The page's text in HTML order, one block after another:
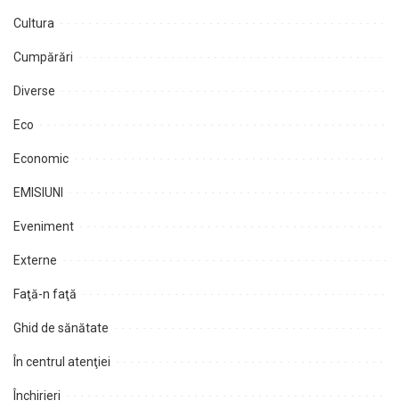
Cultura
Cumpărări
Diverse
Eco
Economic
EMISIUNI
Eveniment
Externe
Faţă-n faţă
Ghid de sănătate
În centrul atenţiei
Închirieri